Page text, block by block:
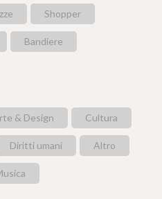
Shopper
Bandiere
& Design Cultura
Diritti umani Altro